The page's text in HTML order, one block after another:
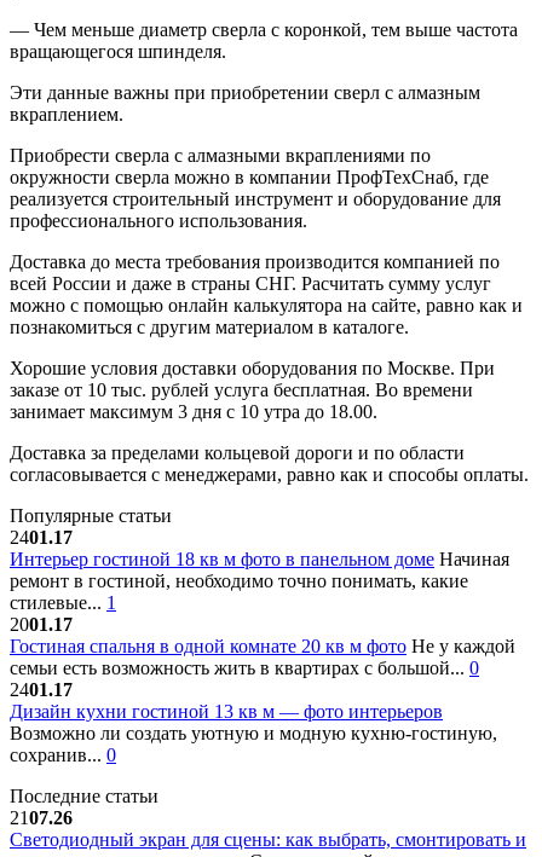
— Чем меньше диаметр сверла с коронкой, тем выше частота
вращающегося шпинделя.
Эти данные важны при приобретении сверл с алмазным
вкраплением.
Приобрести сверла с алмазными вкраплениями по
окружности сверла можно в компании ПрофТехСнаб, где
реализуется строительный инструмент и оборудование для
профессионального использования.
Доставка до места требования производится компанией по
всей России и даже в страны СНГ. Расчитать сумму услуг
можно с помощью онлайн калькулятора на сайте, равно как и
познакомиться с другим материалом в каталоге.
Хорошие условия доставки оборудования по Москве. При
заказе от 10 тыс. рублей услуга бесплатная. Во времени
занимает максимум 3 дня с 10 утра до 18.00.
Доставка за пределами кольцевой дороги и по области
согласовывается с менеджерами, равно как и способы оплаты.
Популярные статьи
2401.17
Интерьер гостиной 18 кв м фото в панельном доме Начиная
ремонт в гостиной, необходимо точно понимать, какие
стилевые... 1
2001.17
Гостиная спальня в одной комнате 20 кв м фото Не у каждой
семьи есть возможность жить в квартирах с большой... 0
2401.17
Дизайн кухни гостиной 13 кв м — фото интерьеров
Возможно ли создать уютную и модную кухню-гостиную,
сохранив... 0
Последние статьи
2107.26
Светодиодный экран для сцены: как выбрать, смонтировать и